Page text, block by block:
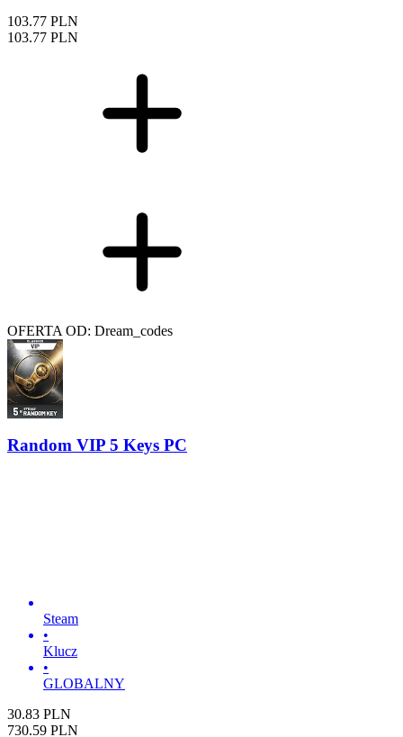
103.77 PLN
103.77 PLN
OFERTA OD: Dream_codes
Random VIP 5 Keys PC
Steam
•
Klucz
•
GLOBALNY
30.83 PLN
730.59 PLN